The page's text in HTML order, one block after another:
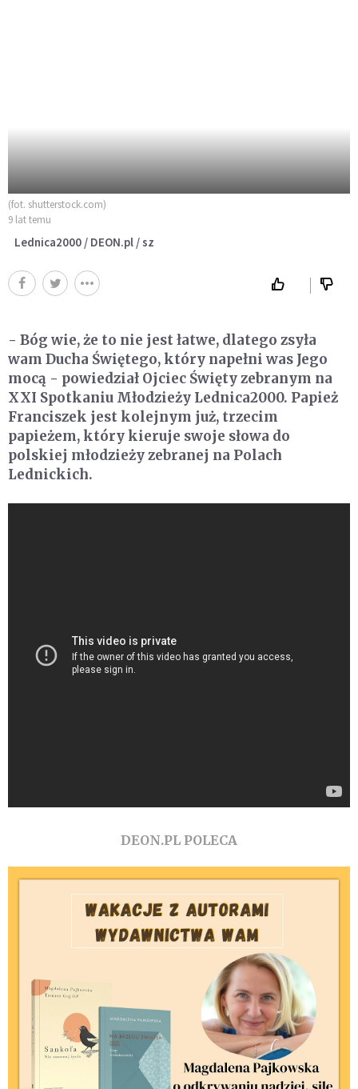
(fot. shutterstock.com)
9 lat temu
Lednica2000 / DEON.pl / sz
- Bóg wie, że to nie jest łatwe, dlatego zsyła
wam Ducha Świętego, który napełni was Jego
mocą - powiedział Ojciec Święty zebranym na
XXI Spotkaniu Młodzieży Lednica2000. Papież
Franciszek jest kolejnym już, trzecim
papieżem, który kieruje swoje słowa do
polskiej młodzieży zebranej na Polach
Lednickich.
DEON.PL POLECA